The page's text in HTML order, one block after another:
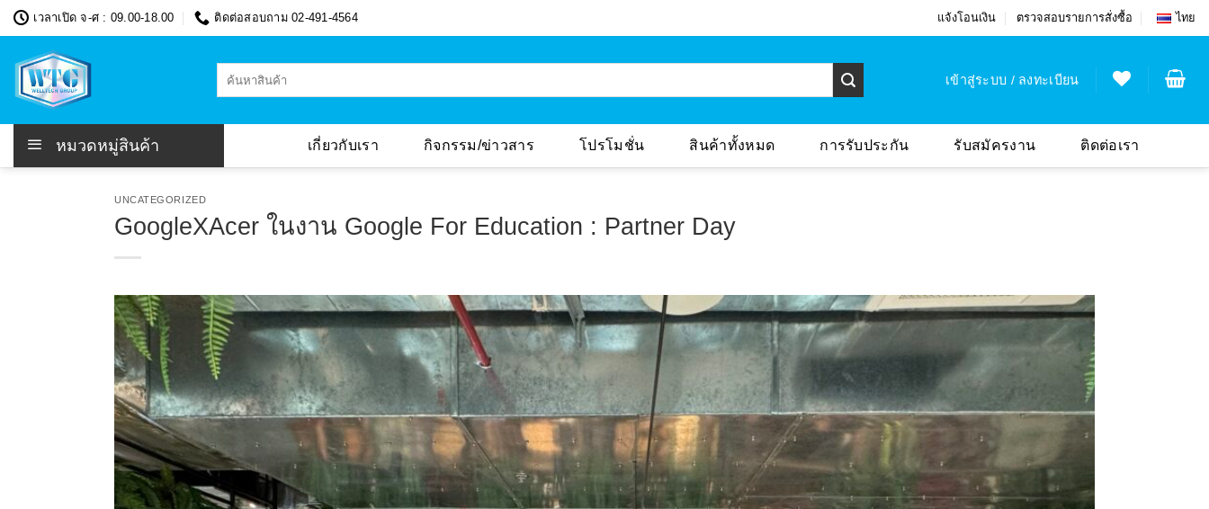
Skip
to
content
เวลาเปิด จ-ศ : 09.00-18.00 ติดต่อสอบถาม 02-491-4564 แจ้งโอนเงิน ตรวจสอบรายการสั่งซื้อ ไทย
เข้าสู่ระบบ / ลงทะเบียน
หมวดหมู่สินค้า เกี่ยวกับเรา กิจกรรม/ข่าวสาร โปรโมชั่น สินค้าทั้งหมด การรับประกัน รับสมัครงาน ติดต่อเรา
UNCATEGORIZED
GoogleXAcer ในงาน Google For Education : Partner Day